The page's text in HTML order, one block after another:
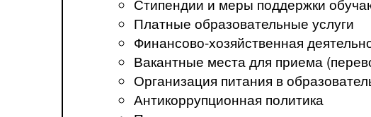
Стипендии и меры поддержки
Платные образовательные услуги
Финансово-хозяйственная
Вакантные места для приема
Организация питания в
Антикоррупционная политика